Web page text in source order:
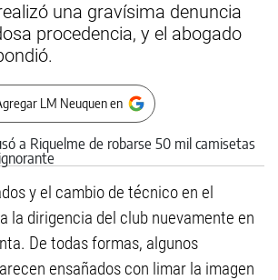
una gravísima denuncia
procedencia, y el abogado
LM Neuquen en
y el cambio de técnico en el
la dirigencia del club nuevamente en
De todas formas, algunos
ensañados con limar la imagen